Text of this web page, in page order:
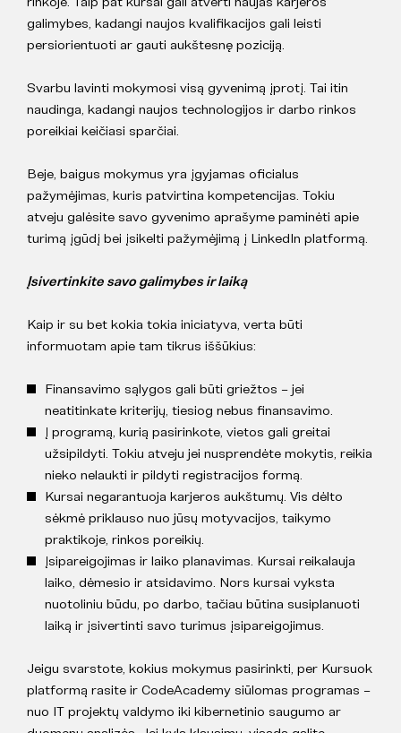
galimybes, kadangi naujos kvalifikacijos gali leisti
persiorientuoti ar gauti aukštesnę poziciją.
Svarbu lavinti mokymosi visą gyvenimą įprotį. Tai itin
naudinga, kadangi naujos technologijos ir darbo rinkos
poreikiai keičiasi sparčiai.
Beje, baigus mokymus yra įgyjamas oficialus
pažymėjimas, kuris patvirtina kompetencijas. Tokiu
atveju galėsite savo gyvenimo aprašyme paminėti apie
turimą įgūdį bei įsikelti pažymėjimą į LinkedIn platformą.
Įsivertinkite savo galimybes ir laiką
Kaip ir su bet kokia tokia iniciatyva, verta būti
informuotam apie tam tikrus iššūkius:
Finansavimo sąlygos gali būti griežtos – jei
neatitinkate kriterijų, tiesiog nebus finansavimo.
Į programą, kurią pasirinkote, vietos gali greitai
užsipildyti. Tokiu atveju jei nusprendėte mokytis, reikia
nieko nelaukti ir pildyti registracijos formą.
Kursai negarantuoja karjeros aukštumų. Vis dėlto
sėkmė priklauso nuo jūsų motyvacijos, taikymo
praktikoje, rinkos poreikių.
Įsipareigojimas ir laiko planavimas. Kursai reikalauja
laiko, dėmesio ir atsidavimo. Nors kursai vyksta
nuotoliniu būdu, po darbo, tačiau būtina susiplanuoti
laiką ir įsivertinti savo turimus įsipareigojimus.
Jeigu svarstote, kokius mokymus pasirinkti, per Kursuok
platformą rasite ir CodeAcademy siūlomas programas –
nuo IT projektų valdymo iki kibernetinio saugumo ar